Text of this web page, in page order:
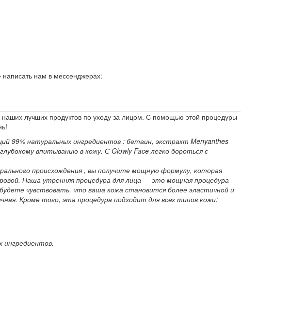
нам в мессенджерах:
лучших продуктов по уходу за лицом. С помощью этой процедуры
99% натуральных ингредиентов : бетаин, экстракт Menyanthes
впитыванию в кожу. С Glowly Face легко бороться с
происхождения , вы получите мощную формулу, которая
Наша утренняя процедура для лица — это мощная процедура
чувствовать, что ваша кожа становится более эластичной и
Кроме того, эта процедура подходит для всех типов кожи: